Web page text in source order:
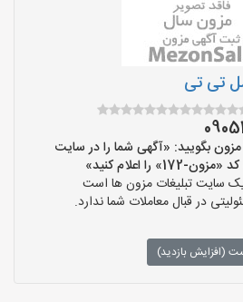
تی تی
بگویید: «آگهی شما را در سایت
را اعلام کنید»
سایت تبلیغات مزون ها است
در قبال معاملات شما ندارد.
(افزایش بازدید)